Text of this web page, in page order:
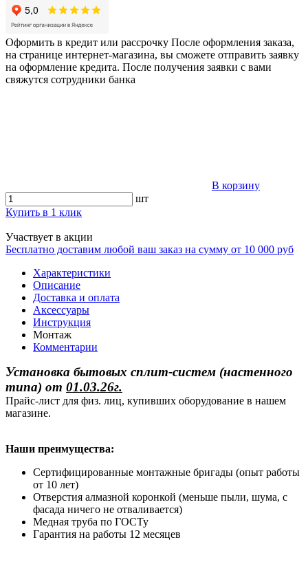
Оформить в кредит или рассрочку После оформления заказа,
на странице интернет-магазина, вы сможете отправить заявку
на оформление кредита. После получения заявки с вами
свяжутся сотрудники банка
В корзину
шт
Купить в 1 клик
Участвует в акции
Бесплатно доставим любой ваш заказ на сумму от 10 000 руб
Характеристики
Описание
Доставка и оплата
Аксессуары
Инструкция
Монтаж
Комментарии
Установка бытовых сплит-систем (настенного
типа) от 01.03.26г.
Прайс-лист для физ. лиц, купивших оборудование в нашем
магазине.
Наши преимущества:
Сертифицированные монтажные бригады (опыт работы
от 10 лет)
Отверстия алмазной коронкой (меньше пыли, шума, с
фасада ничего не отваливается)
Медная труба по ГОСТу
Гарантия на работы 12 месяцев